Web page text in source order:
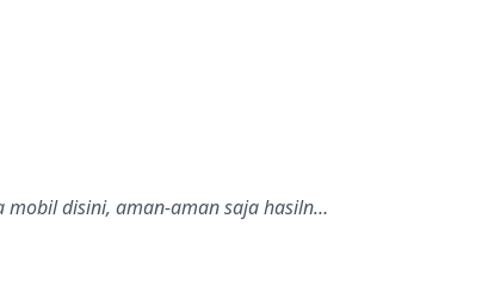
mobil disini, aman-aman saja hasiln…